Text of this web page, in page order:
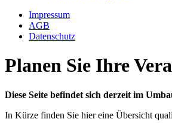
Impressum
AGB
Datenschutz
Planen Sie Ihre
Diese Seite befindet sich derzeit im
In Kürze finden Sie hier eine Übersicht